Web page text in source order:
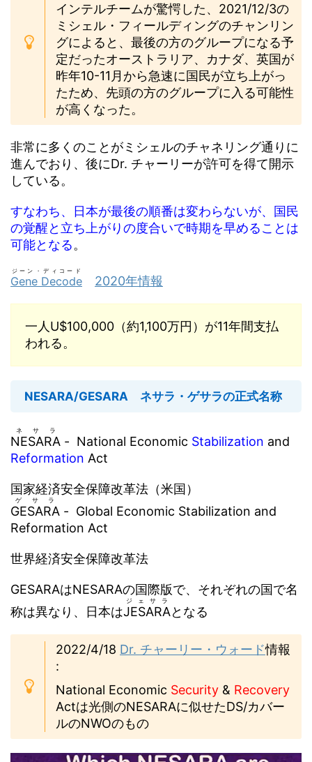
インテルチームが驚愕した、2021/12/3の
ミシェル・フィールディングのチャンリン
グによると、最後の方のグループになる予
定だったオーストラリア、カナダ、英国が
昨年10-11月から急速に国民が立ち上がっ
たため、先頭の方のグループに入る可能性
が高くなった。
非常に多くのことがミシェルのチャネリング通りに
進んでおり、後にDr. チャーリーが許可を得て開示
している。
すなわち、日本が最後の順番は変わらないが、国民
の覚醒と立ち上がりの度合いで時期を早めることは
可能となる。
Gene Decode
ジーン・ディコード
2020年情報
一人U$100,000（約1,100万円）が11年間支払
われる。
NESARA/GESARA ネサラ・ゲサラの正式名称
NESARA
ネサラ
- National Economic Stabilization and
Reformation Act
国家経済安全保障改革法（米国）
GESARA
ゲサラ
- Global Economic Stabilization and
Reformation Act
世界経済安全保障改革法
GESARAはNESARAの国際版で、それぞれの国で名
称は異なり、日本はJESARA
ジェサラ
となる
2022/4/18 Dr. チャーリー・ウォード情報
:
National Economic Security & Recovery
Actは光側のNESARAに似せたDS/カバー
ルのNWOのもの